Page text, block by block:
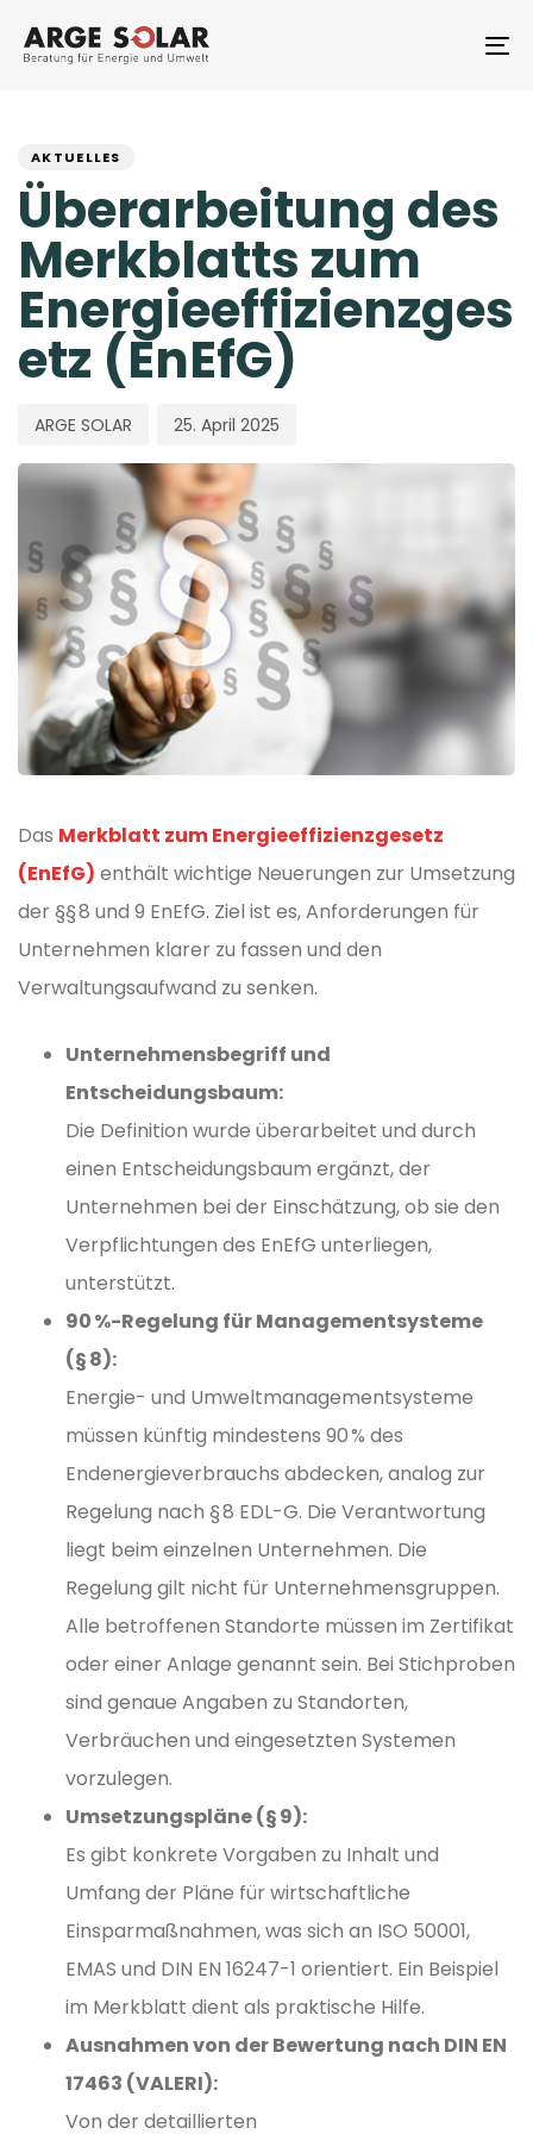
links
primary
content
AKTUELLES
Überarbeitung des
Merkblatts zum
Energieeffizienzges
etz (EnEfG)
ARGE SOLAR 25. April 2025
Das Merkblatt zum Energieeffizienzgesetz
(EnEfG) enthält wichtige Neuerungen zur Umsetzung
der §§ 8 und 9 EnEfG. Ziel ist es, Anforderungen für
Unternehmen klarer zu fassen und den
Verwaltungsaufwand zu senken.
Unternehmensbegriff und
Entscheidungsbaum:
Die Definition wurde überarbeitet und durch
einen Entscheidungsbaum ergänzt, der
Unternehmen bei der Einschätzung, ob sie den
Verpflichtungen des EnEfG unterliegen,
unterstützt.
90 %-Regelung für Managementsysteme
(§ 8):
Energie- und Umweltmanagementsysteme
müssen künftig mindestens 90 % des
Endenergieverbrauchs abdecken, analog zur
Regelung nach § 8 EDL-G. Die Verantwortung
liegt beim einzelnen Unternehmen. Die
Regelung gilt nicht für Unternehmensgruppen.
Alle betroffenen Standorte müssen im Zertifikat
oder einer Anlage genannt sein. Bei Stichproben
sind genaue Angaben zu Standorten,
Verbräuchen und eingesetzten Systemen
vorzulegen.
Umsetzungspläne (§ 9):
Es gibt konkrete Vorgaben zu Inhalt und
Umfang der Pläne für wirtschaftliche
Einsparmaßnahmen, was sich an ISO 50001,
EMAS und DIN EN 16247-1 orientiert. Ein Beispiel
im Merkblatt dient als praktische Hilfe.
Ausnahmen von der Bewertung nach DIN EN
17463 (VALERI):
Von der detaillierten